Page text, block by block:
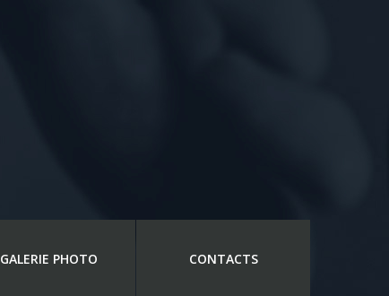
GALERIE PHOTO CONTACTS